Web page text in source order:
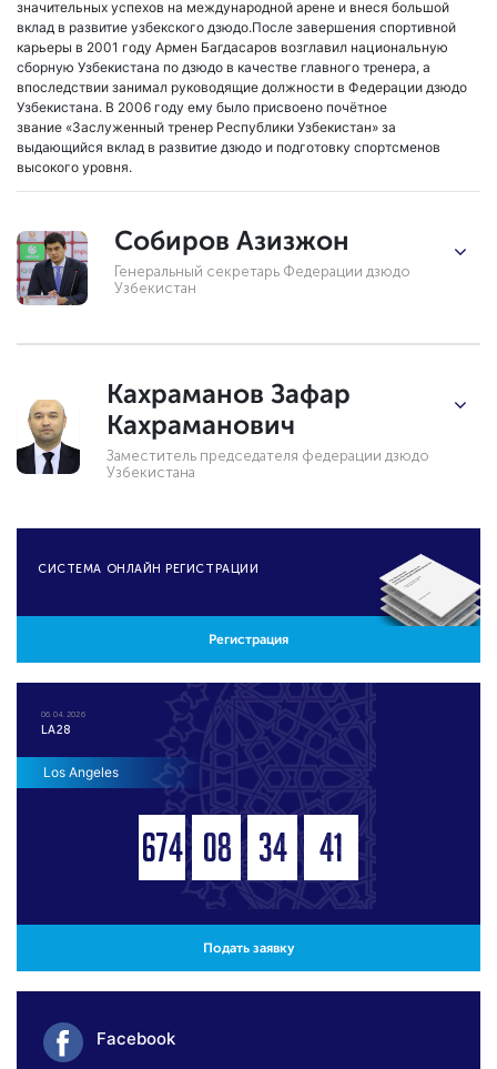
значительных успехов на международной арене и внеся большой
вклад в развитие узбекского дзюдо.После завершения спортивной
карьеры в 2001 году Армен Багдасаров возглавил национальную
сборную Узбекистана по дзюдо в качестве главного тренера, а
впоследствии занимал руководящие должности в Федерации дзюдо
Узбекистана. В 2006 году ему было присвоено почётное
звание «Заслуженный тренер Республики Узбекистан» за
выдающийся вклад в развитие дзюдо и подготовку спортсменов
высокого уровня.
Собиров Азизжон
Генеральный секретарь Федерации дзюдо
Узбекистан
Кахраманов Зафар
Кахраманович
Заместитель председателя федерации дзюдо
Узбекистана
CИСТЕМА ОНЛАЙН РЕГИСТРАЦИИ
Регистрация
06.04.2026
LA28
Los Angeles
674 08
ЧАСОВ
34
МИНУТ
41
СЕКУНД
Подать заявку
Facebook